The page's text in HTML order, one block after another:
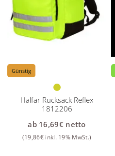
Günstig
Halfar Rucksack Reflex
1812206
ab 16,69€netto
(19,86€ inkl. 19% MwSt.)